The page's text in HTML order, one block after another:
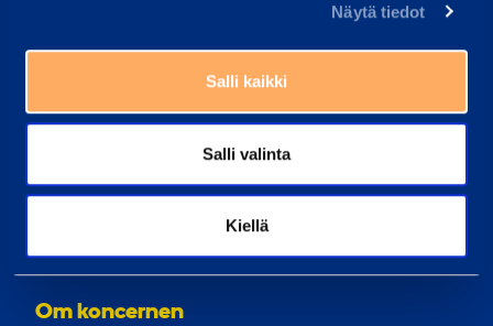
Näytä tiedot
Salli kaikki
Salli valinta
Kiellä
Faktureringsinstruktioner
Hyra
Utbildningar
Om koncernen